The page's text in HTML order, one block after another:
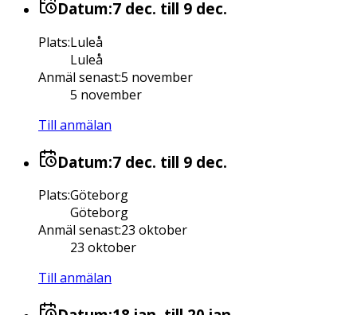
Datum:7 dec. till 9 dec.
Plats:Luleå
Luleå
Anmäl senast:5 november
5 november
Till anmälan
Datum:7 dec. till 9 dec.
Plats:Göteborg
Göteborg
Anmäl senast:23 oktober
23 oktober
Till anmälan